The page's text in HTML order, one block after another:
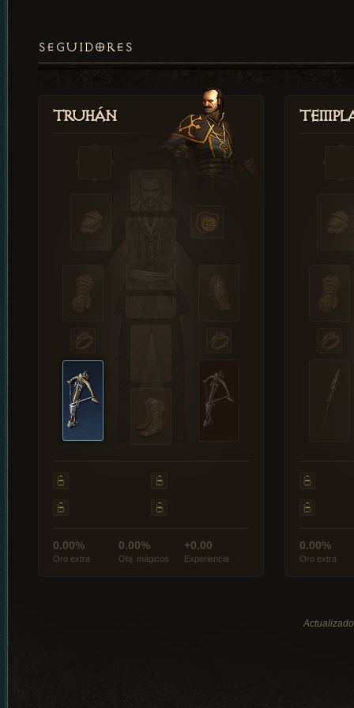
SEGUIDORES
Truhán
0.00%
Oro extra
0.00%
Obj. mágicos
+0.00
Experiencia
0.00%
Oro extra